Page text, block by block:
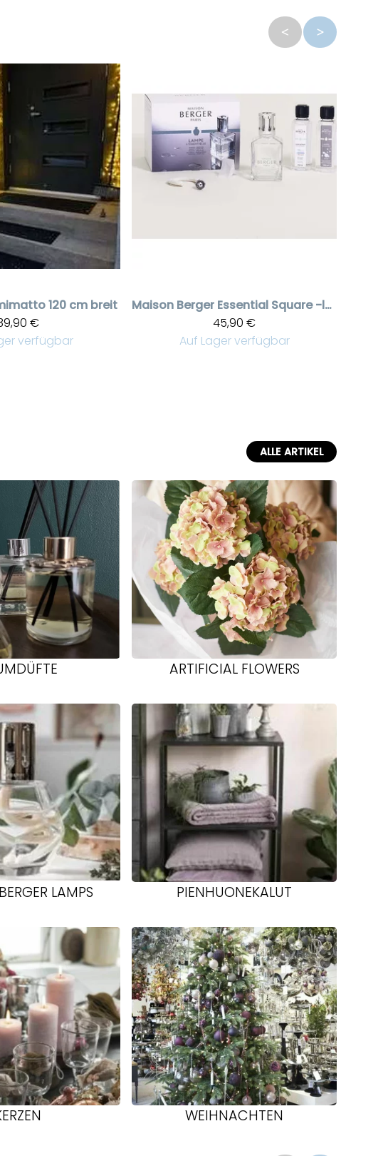
120 cm breit
€
verfügbar
Maison Berger
Essential Square -lahjapakkaus ilmanpuhdistuslamppu
45,90 €
Auf Lager verfügbar
ALLE ARTIKEL
ARTIFICIAL FLOWERS
LAMPS PIENHUONEKALUT
WEIHNACHTEN